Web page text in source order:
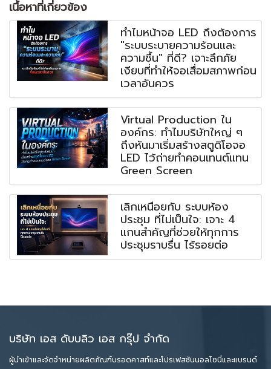
เนื้อหาที่เกี่ยวข้อง
ทำไมหน้าจอ LED ถึงต้องการ
"ระบบระบายความร้อนและ
ความชื้น" ที่ดี? เจาะลึกภัย
เงียบที่ทำให้จอเสื่อมสภาพก่อน
เวลาอันควร
Virtual Production ใน
องค์กร: ทำไมบริษัทใหญ่ ๆ
ถึงหันมาเริ่มสร้างสตูดิโอจอ
LED ไว้ถ่ายทำคอนเทนต์แทน
Green Screen
เลิกเหนื่อยกับ ระบบห้อง
ประชุม ที่ไม่เป็นใจ: เจาะ 4
แกนสำคัญที่ช่วยให้ทุกการ
ประชุมราบรื่น ไร้รอยต่อ
บริษัท เอส ดับบลิว เอส กรุ๊ป จำกัด
ผู้นำเข้าและจัดจำหน่ายผลิตภัณฑ์บรอดคาสท์และโปรเฟสชันนอลโซนี่และแบรนด์